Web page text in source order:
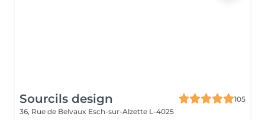
Sourcils design
105
36, Rue de Belvaux Esch-sur-Alzette L-4025